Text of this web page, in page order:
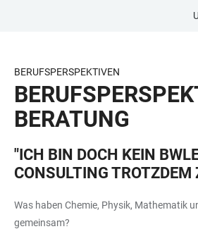
BARRIEREFREIHEIT
BERUFSPERSPEKTIVEN
BERATUNG
"ICH BIN DOCH KEIN
CONSULTING TROTZDEM
Was haben Chemie, Physik, Mathematik
gemeinsam?